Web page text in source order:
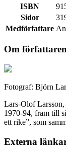
ISBN
Sidor
Medförfattare
Om
Fotograf: Björn
Lars-Olof Larsson,
1970-94, fram till
ett rike”, som
Externa